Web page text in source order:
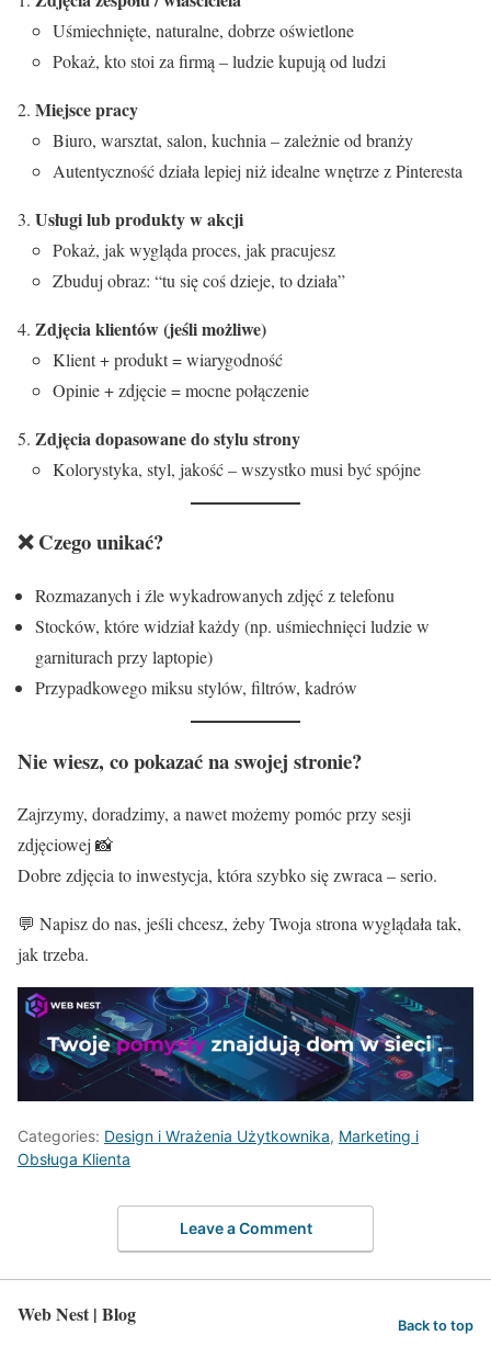
Uśmiechnięte, naturalne, dobrze oświetlone
Pokaż, kto stoi za firmą – ludzie kupują od ludzi
Miejsce pracy
Biuro, warsztat, salon, kuchnia – zależnie od branży
Autentyczność działa lepiej niż idealne wnętrze z Pinteresta
Usługi lub produkty w akcji
Pokaż, jak wygląda proces, jak pracujesz
Zbuduj obraz: “tu się coś dzieje, to działa”
Zdjęcia klientów (jeśli możliwe)
Klient + produkt = wiarygodność
Opinie + zdjęcie = mocne połączenie
Zdjęcia dopasowane do stylu strony
Kolorystyka, styl, jakość – wszystko musi być spójne
❌ Czego unikać?
Rozmazanych i źle wykadrowanych zdjęć z telefonu
Stocków, które widział każdy (np. uśmiechnięci ludzie w
garniturach przy laptopie)
Przypadkowego miksu stylów, filtrów, kadrów
Nie wiesz, co pokazać na swojej stronie?
Zajrzymy, doradzimy, a nawet możemy pomóc przy sesji
zdjęciowej 📸
Dobre zdjęcia to inwestycja, która szybko się zwraca – serio.
💬 Napisz do nas, jeśli chcesz, żeby Twoja strona wyglądała tak,
jak trzeba.
Categories: Design i Wrażenia Użytkownika, Marketing i
Obsługa Klienta
Leave a Comment
Web Nest | Blog Back to top